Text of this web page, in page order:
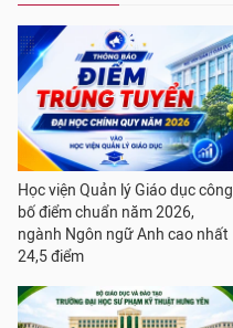
Học viện Quản lý Giáo dục công
bố điểm chuẩn năm 2026,
ngành Ngôn ngữ Anh cao nhất
24,5 điểm